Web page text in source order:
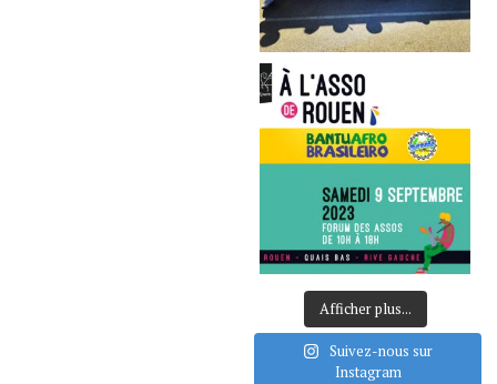
Afficher plus...
Suivez-nous sur
Instagram